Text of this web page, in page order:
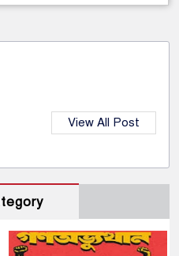
View All Post